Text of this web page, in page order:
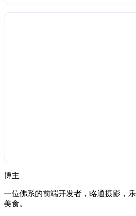
博主
一位佛系的前端开发者，略通摄影，
美食。